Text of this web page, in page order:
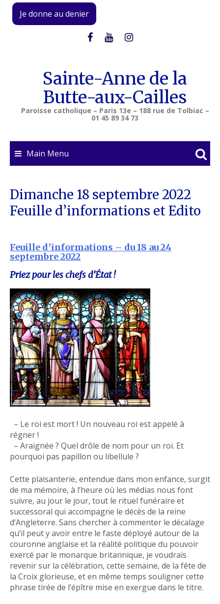
Skip
content
Je donne au denier
Sainte-Anne de la
Butte-aux-Cailles
Paroisse catholique – Paris 13e – 188 rue de Tolbiac –
01 45 89 34 73
Main Menu
Dimanche 18 septembre 2022
Feuille d’informations et Edito
Feuille d’informations – du 18 au 24
septembre 2022
Priez pour les chefs d’État !
– Le roi est mort ! Un nouveau roi est appelé à
régner !
– Araignée ? Quel drôle de nom pour un roi. Et
pourquoi pas papillon ou libellule ?
Cette plaisanterie, entendue dans mon enfance, surgit
de ma mémoire, à l’heure où les médias nous font
suivre, au jour le jour, tout le rituel funéraire et
successoral qui accompagne le décès de la reine
d’Angleterre. Sans chercher à commenter le décalage
qu’il peut y avoir entre le faste déployé autour de la
couronne anglaise et la réalité politique du pouvoir
exercé par le monarque britannique, je voudrais
revenir sur la célébration, cette semaine, de la fête de
la Croix glorieuse, et en même temps souligner cette
phrase tirée de l’épître mise en exergue dans le titre.